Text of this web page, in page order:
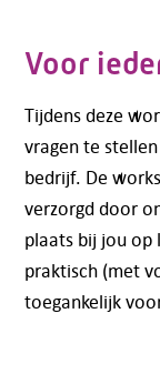
Voor
Tijdens deze
vragen te
bedrijf. De
verzorgd door
plaats bij jou op
praktisch (met
toegankelijk